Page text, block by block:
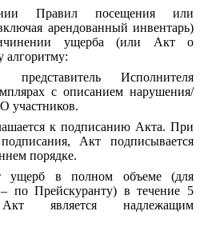
Правил посещения или
арендованный инвентарь)
ущерба (или Акт о
Исполнителя
с описанием нарушения/
участников.
к подписанию Акта. При
Акт подписывается
порядке.
ущерб в полном объеме (для
– по Прейскуранту) в течение 5
является надлежащим